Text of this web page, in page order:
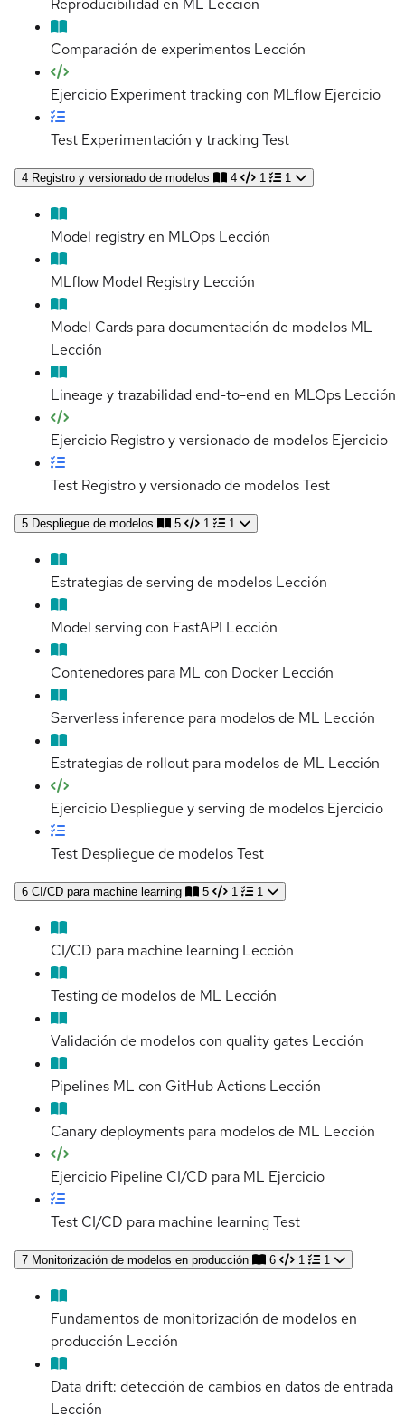
Reproducibilidad en ML Lección
Comparación de experimentos Lección
Ejercicio Experiment tracking con MLflow Ejercicio
Test Experimentación y trackingTest
4 Registro y versionado de modelos 4 1 1
Model registry en MLOps Lección
MLflow Model Registry Lección
Model Cards para documentación de modelos ML
Lección
Lineage y trazabilidad end-to-end en MLOps Lección
Ejercicio Registro y versionado de modelos Ejercicio
Test Registro y versionado de modelosTest
5 Despliegue de modelos 5 1 1
Estrategias de serving de modelos Lección
Model serving con FastAPI Lección
Contenedores para ML con Docker Lección
Serverless inference para modelos de ML Lección
Estrategias de rollout para modelos de ML Lección
Ejercicio Despliegue y serving de modelos Ejercicio
Test Despliegue de modelosTest
6 CI/CD para machine learning 5 1 1
CI/CD para machine learning Lección
Testing de modelos de ML Lección
Validación de modelos con quality gates Lección
Pipelines ML con GitHub Actions Lección
Canary deployments para modelos de ML Lección
Ejercicio Pipeline CI/CD para ML Ejercicio
Test CI/CD para machine learningTest
7 Monitorización de modelos en producción 6 1 1
Fundamentos de monitorización de modelos en
producción Lección
Data drift: detección de cambios en datos de entrada
Lección